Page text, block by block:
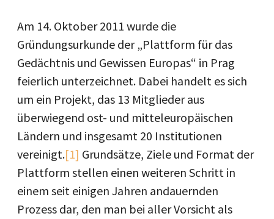
Am 14. Oktober 2011 wurde die
Gründungsurkunde der „Plattform für das
Gedächtnis und Gewissen Europas“ in Prag
feierlich unterzeichnet. Dabei handelt es sich
um ein Projekt, das 13 Mitglieder aus
überwiegend ost- und mitteleuropäischen
Ländern und insgesamt 20 Institutionen
vereinigt.[1] Grundsätze, Ziele und Format der
Plattform stellen einen weiteren Schritt in
einem seit einigen Jahren andauernden
Prozess dar, den man bei aller Vorsicht als